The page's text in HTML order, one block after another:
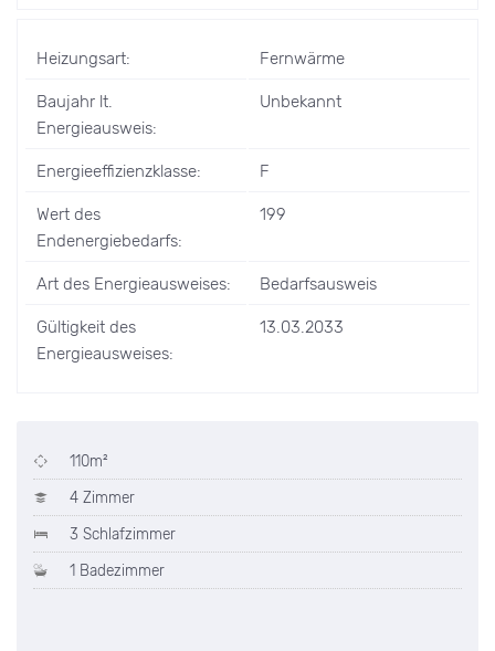
Heizungsart: Fernwärme
Baujahr lt.
Energieausweis:
Unbekannt
Energieeffizienzklasse: F
Wert des
Endenergiebedarfs:
199
Art des Energieausweises: Bedarfsausweis
Gültigkeit des
Energieausweises:
13.03.2033
110m²
4 Zimmer
3 Schlafzimmer
1 Badezimmer